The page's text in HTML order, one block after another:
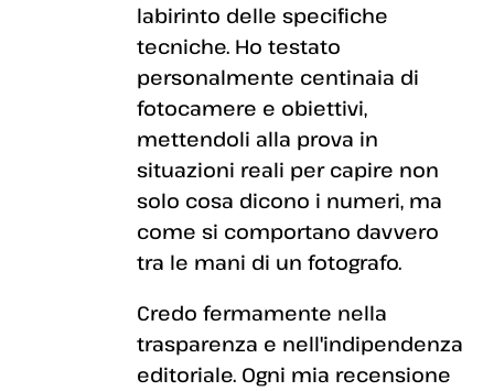
labirinto delle specifiche
tecniche. Ho testato
personalmente centinaia di
fotocamere e obiettivi,
mettendoli alla prova in
situazioni reali per capire non
solo cosa dicono i numeri, ma
come si comportano davvero
tra le mani di un fotografo.
Credo fermamente nella
trasparenza e nell'indipendenza
editoriale. Ogni mia recensione